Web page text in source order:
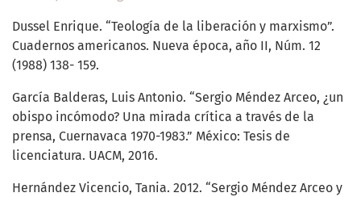
Dussel Enrique. “Teología de la liberación y marxismo”.
Cuadernos americanos. Nueva época, año II, Núm. 12
(1988) 138- 159.
García Balderas, Luis Antonio. “Sergio Méndez Arceo, ¿un
obispo incómodo? Una mirada crítica a través de la
prensa, Cuernavaca 1970-1983.” México: Tesis de
licenciatura. UACM, 2016.
Hernández Vicencio, Tania. 2012. “Sergio Méndez Arceo y